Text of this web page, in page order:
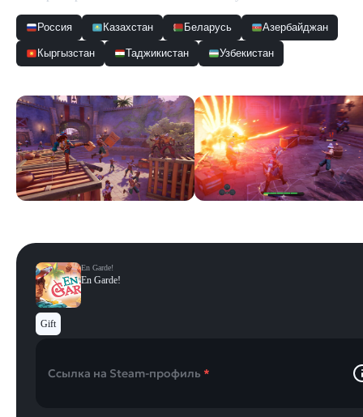
Россия Казахстан Беларусь Азербайджан
Кыргызстан Таджикистан Узбекистан
En Garde!
En Garde!
Gift
Ссылка на Steam-профиль *